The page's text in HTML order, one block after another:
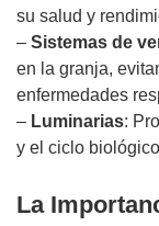
su salud y
– Sistemas de
en la granja,
enfermedades
– Luminarias:
y el ciclo
La